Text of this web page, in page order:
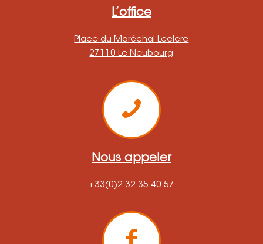
L’office
Place du Maréchal Leclerc
27110 Le Neubourg
Nous appeler
+33(0)2 32 35 40 57